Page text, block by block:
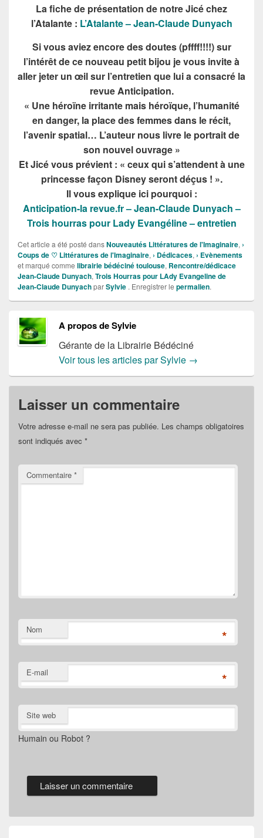
La fiche de présentation de notre Jicé chez
l’Atalante : L’Atalante – Jean-Claude Dunyach
Si vous aviez encore des doutes (pffff!!!!) sur
l’intérêt de ce nouveau petit bijou je vous invite à
aller jeter un œil sur l’entretien que lui a consacré la
revue Anticipation.
« Une héroïne irritante mais héroïque, l’humanité
en danger, la place des femmes dans le récit,
l’avenir spatial… L’auteur nous livre le portrait de
son nouvel ouvrage »
Et Jicé vous prévient : « ceux qui s’attendent à une
princesse façon Disney seront déçus ! ».
Il vous explique ici pourquoi :
Anticipation-la revue.fr – Jean-Claude Dunyach –
Trois hourras pour Lady Evangéline – entretien
Cet article a été posté dansNouveautés Littératures de l'Imaginaire, ›
Coups de ♡ Littératures de l'Imaginaire, › Dédicaces, › Evènements
et marqué comme librairie bédéciné toulouse, Rencontre/dédicace
Jean-Claude Dunyach, Trois Hourras pour LAdy Evangeline de
Jean-Claude DunyachparSylvie . Enregistrer le permalien.
A propos de Sylvie
Gérante de la Librairie Bédéciné
Voir tous les articles par Sylvie →
Laisser un commentaire
Votre adresse e-mail ne sera pas publiée. Les champs obligatoires
sont indiqués avec *
Commentaire *
Nom *
E-mail *
Site web
Humain ou Robot ?